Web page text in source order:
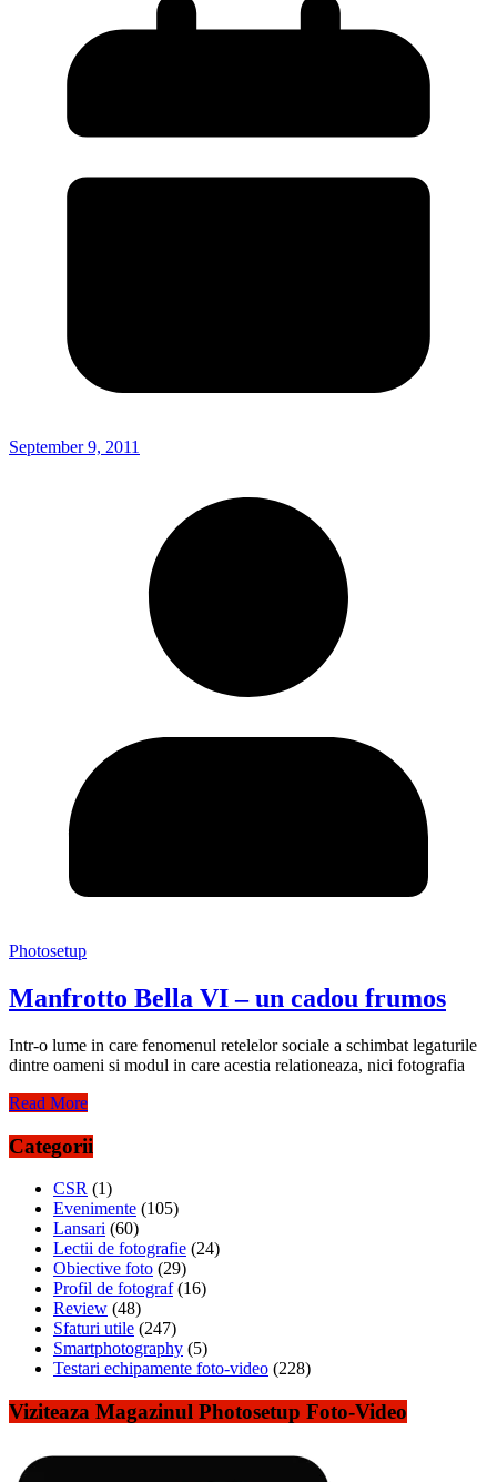
September 9, 2011
Photosetup
Manfrotto Bella VI – un cadou frumos
Intr-o lume in care fenomenul retelelor sociale a schimbat legaturile
dintre oameni si modul in care acestia relationeaza, nici fotografia
Read More
Categorii
CSR (1)
Evenimente (105)
Lansari (60)
Lectii de fotografie (24)
Obiective foto (29)
Profil de fotograf(16)
Review (48)
Sfaturi utile (247)
Smartphotography (5)
Testari echipamente foto-video (228)
Viziteaza Magazinul Photosetup Foto-Video